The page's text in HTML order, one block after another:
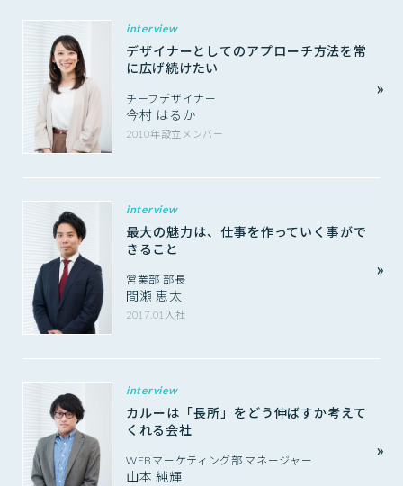
interview
デザイナーとしてのアプローチ方法を常
に広げ続けたい
チーフデザイナー
今村 はるか
2010年設立メンバー
interview
最大の魅力は、仕事を作っていく事がで
きること
営業部 部長
間瀬 恵太
2017.01入社
interview
カルーは「長所」をどう伸ばすか考えて
くれる会社
WEBマーケティング部 マネージャー
山本 純輝